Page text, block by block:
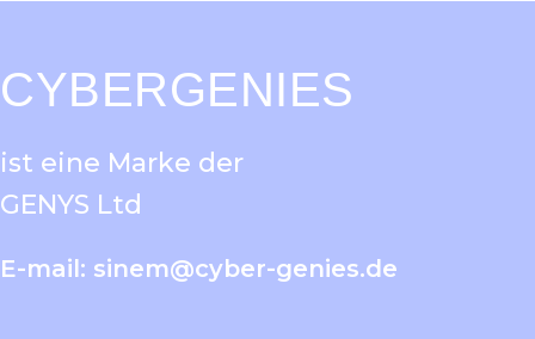
CYBERGENIES
ist eine Marke der
GENYS Ltd
E-mail: sinem@cyber-genies.de